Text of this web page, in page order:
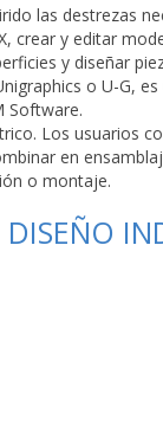
las destrezas
crear y editar
y diseñar
o U-G,
Software.
Los usuarios
en
o montaje.